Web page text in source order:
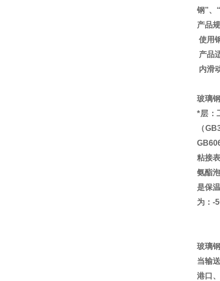
钢”、 “
产品
使用
产品
内滑
玻璃
*层：
（
粘接
氨酯
是保
为： -
玻璃
当输
港口